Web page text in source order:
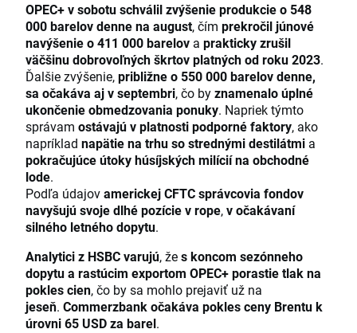
OPEC+ v sobotu schválil zvýšenie produkcie o 548
000 barelov denne na august, čím prekročil júnové
navýšenie o 411 000 barelov a prakticky zrušil
väčšinu dobrovoľných škrtov platných od roku 2023.
Ďalšie zvýšenie,približne o 550 000 barelov denne,
sa očakáva aj v septembri, čo byznamenalo úplné
ukončenie obmedzovania ponuky. Napriek týmto
správam ostávajú v platnosti podporné faktory, ako
napríklad napätie na trhu so strednými destilátmi a
pokračujúce útoky húsíjských milícií na obchodné
lode.
Podľa údajovamerickej CFTC správcovia fondov
navyšujú svoje dlhé pozície v rope,v očakávaní
silného letného dopytu.
Analytici z HSBC varujú, žes koncom sezónneho
dopytu a rastúcim exportom OPEC+ porastie tlak na
pokles cien, čo by sa mohlo prejaviť už na
jeseň. Commerzbank očakáva pokles ceny Brentu k
úrovni 65 USD za barel.